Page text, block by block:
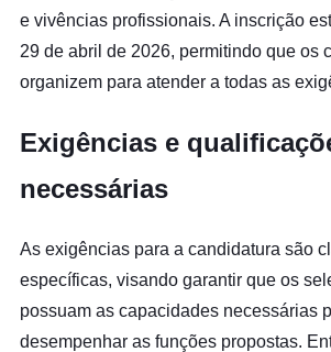
e vivências profissionais. A inscrição
29 de abril de 2026, permitindo que os
organizem para atender a todas as
Exigências e
necessárias
As exigências para a candidatura são
específicas, visando garantir que os
possuam as capacidades necessárias
desempenhar as funções propostas.